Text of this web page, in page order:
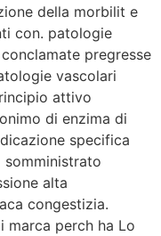
della morbilit e
con. patologie
pregresse
vascolari
attivo
di enzima di
specifica
alta
congestizia.
marca perch ha Lo